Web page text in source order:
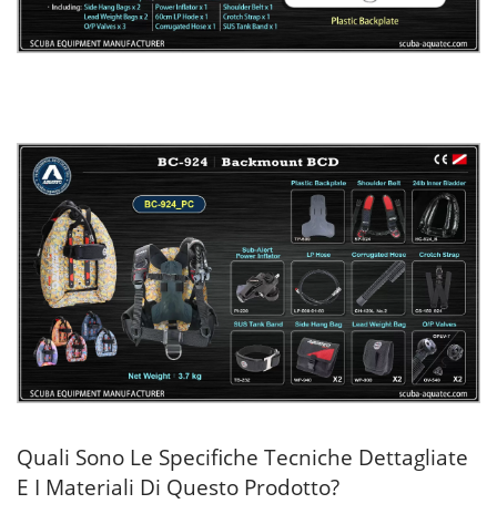
Quali Sono Le Specifiche Tecniche Dettagliate
E I Materiali Di Questo Prodotto?